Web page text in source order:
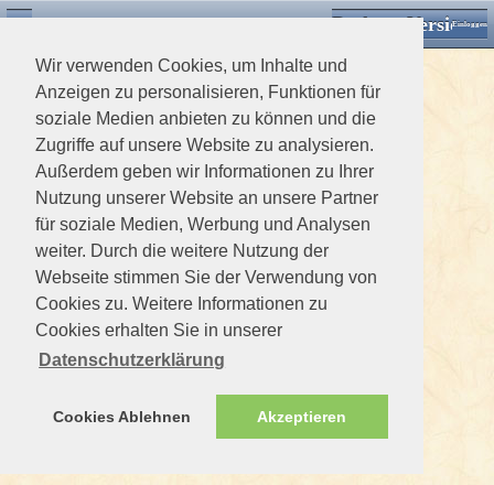
Wir verwenden Cookies, um Inhalte und
Anzeigen zu personalisieren, Funktionen für
soziale Medien anbieten zu können und die
Zugriffe auf unsere Website zu analysieren.
Außerdem geben wir Informationen zu Ihrer
Nutzung unserer Website an unsere Partner
für soziale Medien, Werbung und Analysen
weiter. Durch die weitere Nutzung der
Webseite stimmen Sie der Verwendung von
Cookies zu. Weitere Informationen zu
Cookies erhalten Sie in unserer
Datenschutzerklärung
Cookies Ablehnen Akzeptieren
Desktop VersionEinloggen